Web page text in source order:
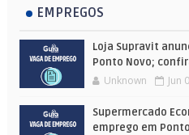
EMPREGOS
Loja Supravit
Ponto Novo;
Unknown Jun
Supermercado
emprego em